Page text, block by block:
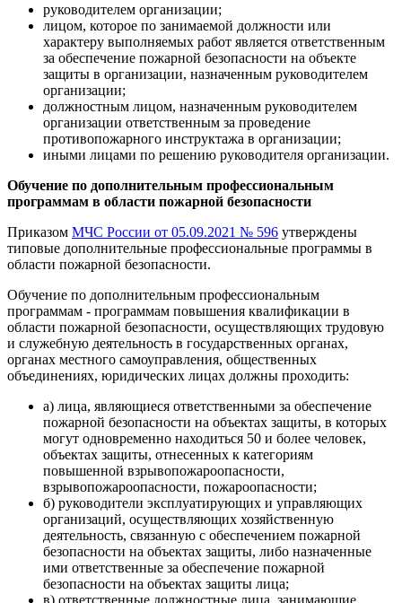
руководителем организации;
лицом, которое по занимаемой должности или
характеру выполняемых работ является ответственным
за обеспечение пожарной безопасности на объекте
защиты в организации, назначенным руководителем
организации;
должностным лицом, назначенным руководителем
организации ответственным за проведение
противопожарного инструктажа в организации;
иными лицами по решению руководителя организации.
Обучение по дополнительным профессиональным
программам в области пожарной безопасности
Приказом МЧС России от 05.09.2021 № 596 утверждены
типовые дополнительные профессиональные программы в
области пожарной безопасности.
Обучение по дополнительным профессиональным
программам - программам повышения квалификации в
области пожарной безопасности, осуществляющих трудовую
и служебную деятельность в государственных органах,
органах местного самоуправления, общественных
объединениях, юридических лицах должны проходить:
а) лица, являющиеся ответственными за обеспечение
пожарной безопасности на объектах защиты, в которых
могут одновременно находиться 50 и более человек,
объектах защиты, отнесенных к категориям
повышенной взрывопожароопасности,
взрывопожароопасности, пожароопасности;
б) руководители эксплуатирующих и управляющих
организаций, осуществляющих хозяйственную
деятельность, связанную с обеспечением пожарной
безопасности на объектах защиты, либо назначенные
ими ответственные за обеспечение пожарной
безопасности на объектах защиты лица;
в) ответственные должностные лица, занимающие